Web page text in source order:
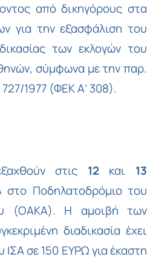
από δικηγόρους στα
για την εξασφάλιση του
των εκλογών του
σύμφωνα με την παρ.
1977 (ΦΕΚ Α’ 308).
στις 12και 13
στο Ποδηλατοδρόμιο του
(ΟΑΚΑ). Η αμοιβή των
διαδικασία έχει
σε 150 ΕΥΡΩ για έκαστη